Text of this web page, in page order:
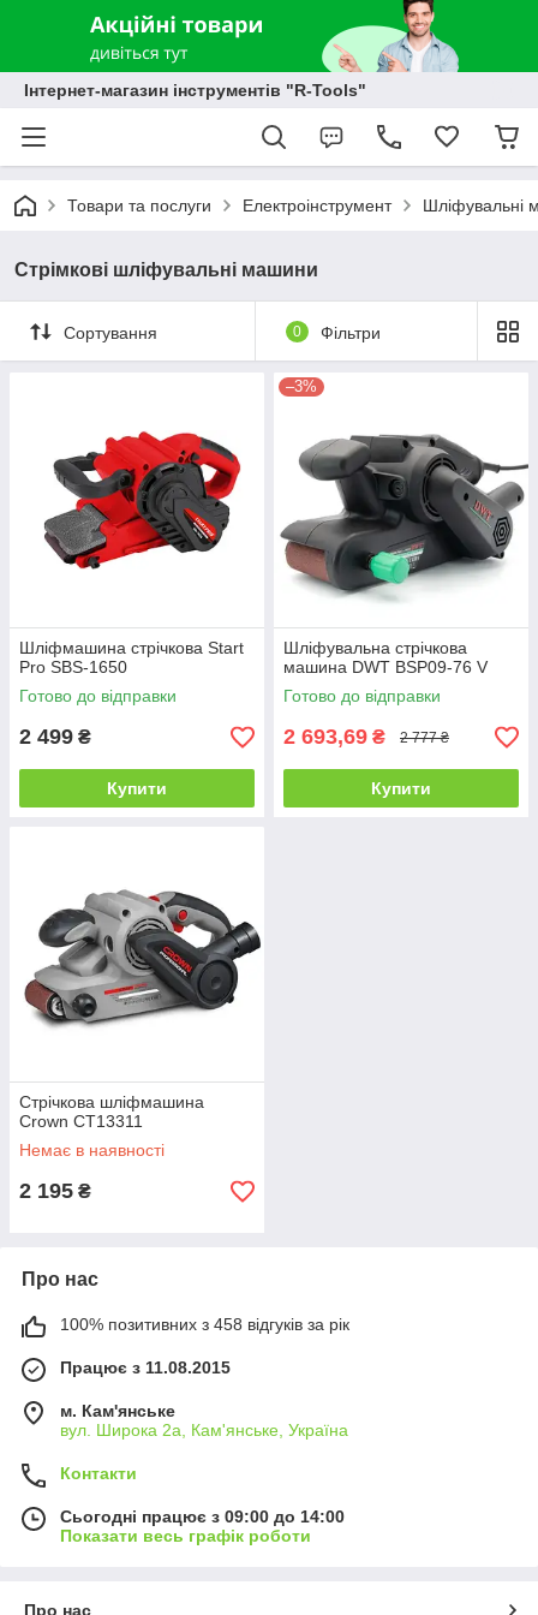
Інтернет-магазин інструментів "R-Tools"
Товари та послуги Електроінструмент Шліфувальні
Стрімкові шліфувальні машини
Сортування 0 Фільтри
Шліфмашина стрічкова Start
Pro SBS-1650
Готово до відправки
2 499 ₴
Купити
–3%
Шліфувальна стрічкова
машина DWT BSP09-76 V
Готово до відправки
2 693,69 ₴ 2 777 ₴
Купити
Стрічкова шліфмашина
Crown CT13311
Немає в наявності
2 195 ₴
Про нас
100% позитивних з 458 відгуків за рік
Працює з 11.08.2015
м. Кам'янське
вул. Широка 2а, Кам'янське, Україна
Контакти
Сьогодні працює з 09:00 до 14:00
Показати весь графік роботи
Про нас